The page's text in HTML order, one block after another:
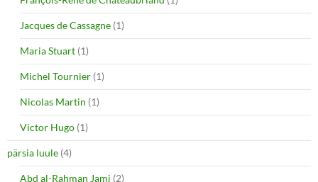
Jacques de Cassagne (1)
Maria Stuart (1)
Michel Tournier (1)
Nicolas Martin (1)
Victor Hugo (1)
pärsia luule (4)
Abd al-Rahman Jami (2)